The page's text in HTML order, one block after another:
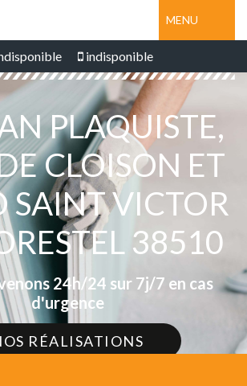
MENU
indisponible
PLAQUISTE,
CLOISON ET
SAINT VICTOR
38510
24h/24 sur 7j/7 en cas
d'urgence
RÉALISATIONS